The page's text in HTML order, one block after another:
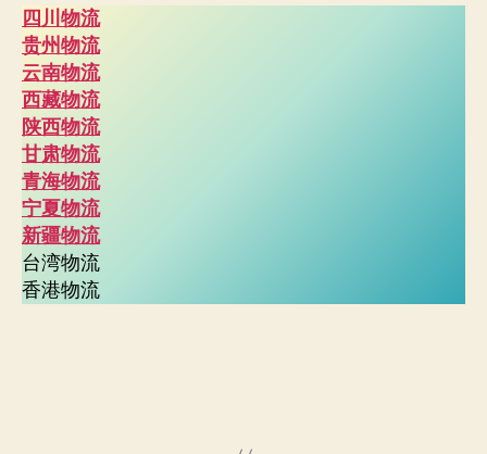
四川物流
贵州物流
云南物流
西藏物流
陕西物流
甘肃物流
青海物流
宁夏物流
新疆物流
台湾物流
香港物流